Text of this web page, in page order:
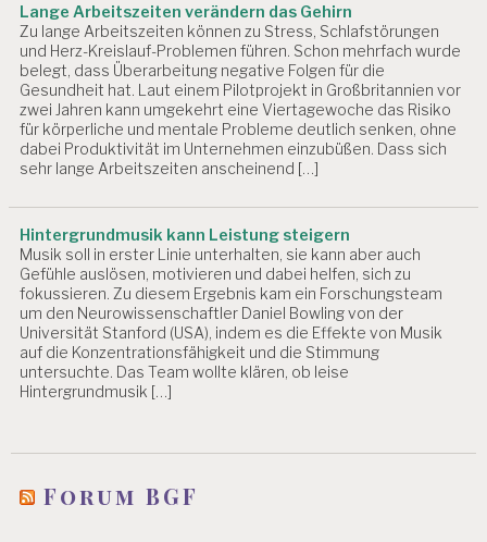
Lange Arbeitszeiten verändern das Gehirn
Zu lange Arbeitszeiten können zu Stress, Schlafstörungen
und Herz-Kreislauf-Problemen führen. Schon mehrfach wurde
belegt, dass Überarbeitung negative Folgen für die
Gesundheit hat. Laut einem Pilotprojekt in Großbritannien vor
zwei Jahren kann umgekehrt eine Viertagewoche das Risiko
für körperliche und mentale Probleme deutlich senken, ohne
dabei Produktivität im Unternehmen einzubüßen. Dass sich
sehr lange Arbeitszeiten anscheinend […]
Hintergrundmusik kann Leistung steigern
Musik soll in erster Linie unterhalten, sie kann aber auch
Gefühle auslösen, motivieren und dabei helfen, sich zu
fokussieren. Zu diesem Ergebnis kam ein Forschungsteam
um den Neurowissenschaftler Daniel Bowling von der
Universität Stanford (USA), indem es die Effekte von Musik
auf die Konzentrationsfähigkeit und die Stimmung
untersuchte. Das Team wollte klären, ob leise
Hintergrundmusik […]
Forum BGF